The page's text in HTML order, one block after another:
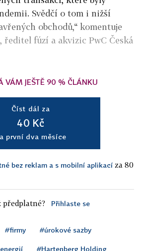
Svědčí o tom i nižší
obchodů,“ komentuje
ředitel fúzí a akvizic PwC Česká
VÁM JEŠTĚ 90 % ČLÁNKU
Číst dál za
40 Kč
první dva měsíce
bez reklam a s mobilní aplikací za 80
předplatné? Přihlaste se
#firmy #úrokové sazby
#Hartenberg Holding